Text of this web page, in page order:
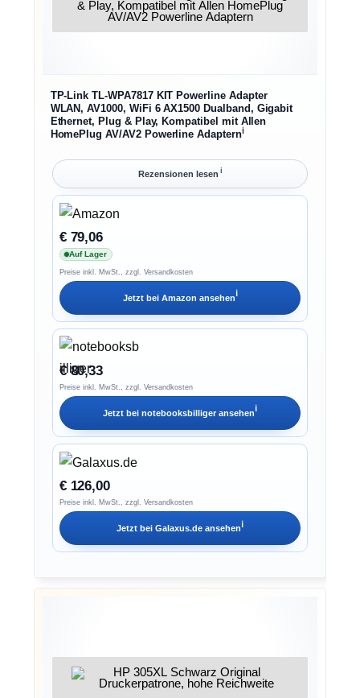
TP-Link TL-WPA7817 KIT Powerline Adapter
WLAN, AV1000, WiFi 6 AX1500 Dualband, Gigabit
Ethernet, Plug & Play, Kompatibel mit Allen
HomePlug AV/AV2 Powerline Adapternℹ︎
Rezensionen lesen ℹ︎
€ 79,06
Auf Lager
Preise inkl. MwSt., zzgl. Versandkosten
Jetzt bei Amazon ansehenℹ︎
€ 80,33
Preise inkl. MwSt., zzgl. Versandkosten
Jetzt bei notebooksbilligeransehenℹ︎
€ 126,00
Preise inkl. MwSt., zzgl. Versandkosten
Jetzt bei Galaxus.de ansehenℹ︎